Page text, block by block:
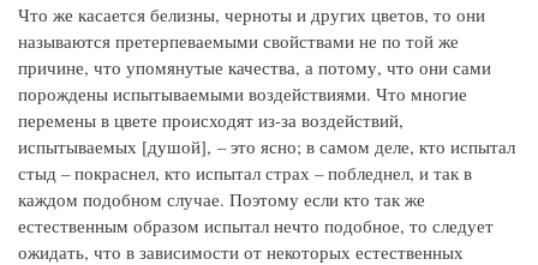
Что же касается белизны, черноты и других цветов, то они
называются претерпеваемыми свойствами не по той же
причине, что упомянутые качества, а потому, что они сами
порождены испытываемыми воздействиями. Что многие
перемены в цвете происходят из-за воздействий,
испытываемых [душой], – это ясно; в самом деле, кто испытал
стыд – покраснел, кто испытал страх – побледнел, и так в
каждом подобном случае. Поэтому если кто так же
естественным образом испытал нечто подобное, то следует
ожидать, что в зависимости от некоторых естественных